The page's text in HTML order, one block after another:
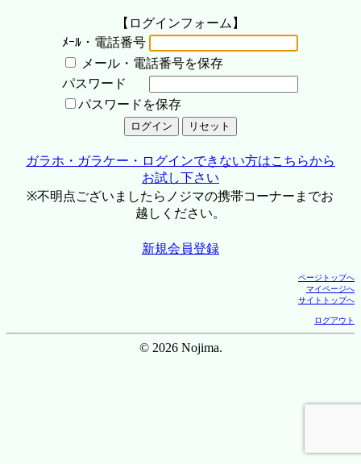
【ログインフォーム】
ﾒｰﾙ・電話番号
メール・電話番号を保存
パスワード
パスワードを保存
ガラホ・ガラケー・ログインできない方はこちらから
お試し下さい
※不明点ございましたらノジマの携帯コーナーまでお
越しください。
新規会員登録
ページトップへ
マイページへ
サイトトップへ
ログアウト
© 2026 Nojima.